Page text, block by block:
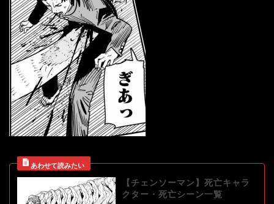
【チェンソーマン】死亡キャラ
クター・死亡シーン一覧